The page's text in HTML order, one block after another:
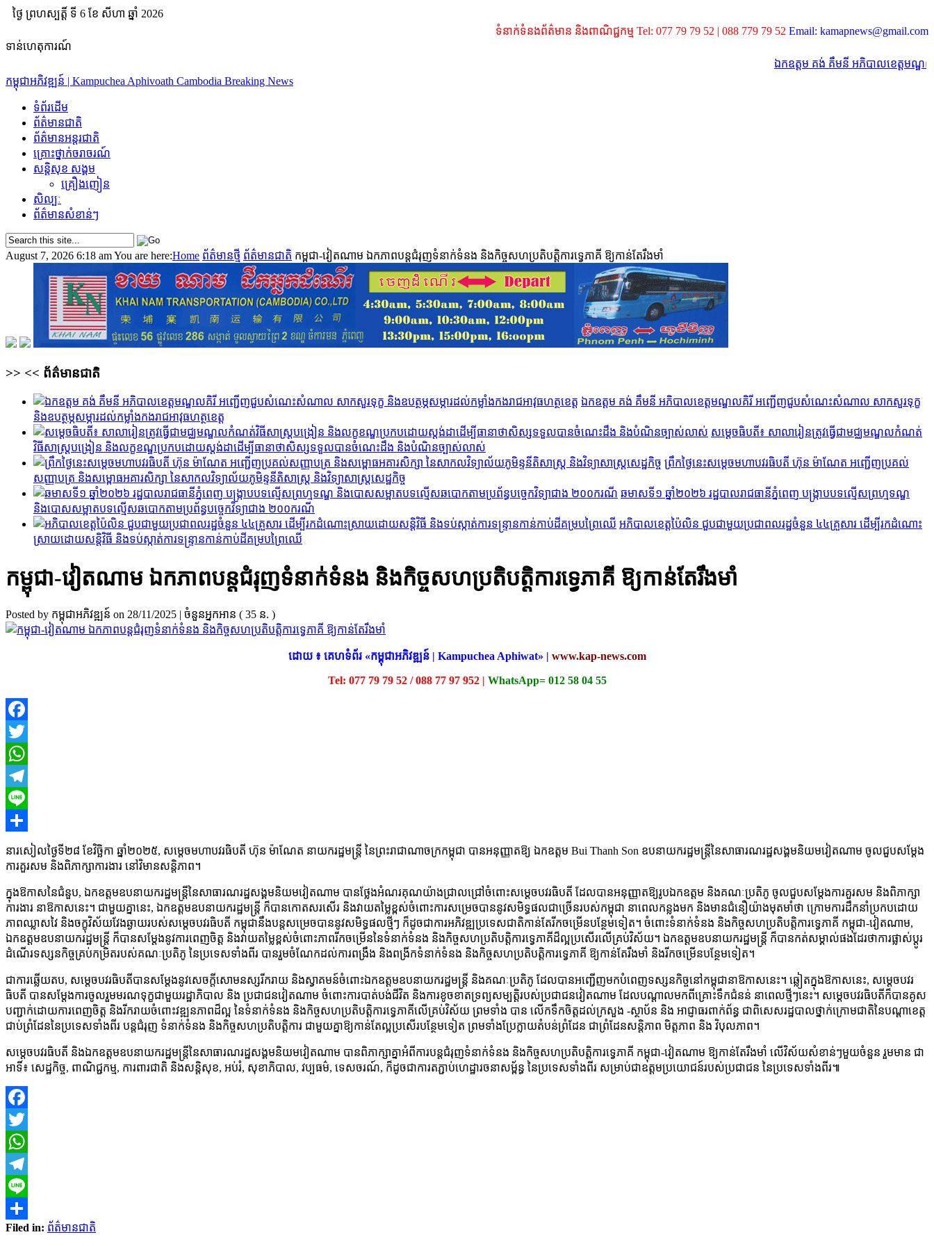
ថ្ងៃ ព្រហស្បត្ដិ៍ ទី 6​ ខែ សីហា ឆ្នាំ 2026
ទំនាក់ទំនងព័ត៌មាន និងពាណិជ្ជកម្ម Tel: 077 79 79 52 | 088 779 79 52 Email: kamapnews@gmail.com
ទាន់ហេតុការណ៍
ឯកឧត្តម គង់ គឹមនី អភិបាលខេត្តមណ្ឌលគិ
កម្ពុជាអភិវឌ្ឍន៍ | Kampuchea Aphivoath Cambodia Breaking News
ទំព័រដើម
ព័ត៌មានជាតិ
ព័ត៌មានអន្តរជាតិ
គ្រោះថ្នាក់​ចរាចរណ៍
សន្តិសុខ សង្គម
គ្រឿងញៀន
សិល្បៈ
ព័ត៌មាន​សំខាន់ៗ
August 7, 2026 6:18 amYou are here:Home ព័ត៌មានថ្មី ព័ត៌មានជាតិ កម្ពុជា-វៀតណាម ឯកភាពបន្តជំរុញទំនាក់ទំនង និងកិច្ចសហប្រតិបត្តិការទ្វេភាគី ឱ្យកាន់តែរឹងមាំ
>> << ព័ត៌មានជាតិ
ឯកឧត្តម គង់ គឹមនី អភិបាលខេត្តមណ្ឌលគិរី អញ្ជើញជួបសំណេះសំណាល សាកសួរទុក្ខ
និងឧបត្ថម្ភសម្ភារដល់កម្លាំងកងរាជអាវុធហត្ថខេត្ត
សម្ដេចធិបតី​៖ សាលារៀនត្រូវធ្វើជាមជ្ឈមណ្ឌលកំណត់
វិធីសាស្ត្របង្រៀន និងលក្ខខណ្ឌប្រកបដោយស្តង់ដាដើម្បីធានាថាសិស្សទទួលបានចំណេះដឹង និងបំណិនច្បាស់លាស់
ព្រឹកថ្ងៃនេះសម្តេចមហាបវរធិបតី ហ៊ុន ម៉ាណែត អញ្ជើញប្រគល់
សញ្ញាបត្រ និងសម្ពោធអគារសិក្សា នៃសាកលវិទ្យាល័យភូមិន្ទនីតិសាស្ត្រ និងវិទ្យាសាស្ត្រសេដ្ឋកិច្ច
ឆមាសទី១ ឆ្នាំ២០២៦​ រដ្ឋបាលរាជធានីភ្នំពេញ បង្ក្រាបបទល្មើសព្រហ្មទណ្ឌ
និងបោសសម្អាតបទល្មើសឆបោកតាមប្រព័ន្ធបច្ចេកវិទ្យាជាង ២០០ករណី
អភិបាលខេត្តប៉ៃលិន ជួបជាមួយប្រជាពលរដ្ឋចំនួន ៤៤គ្រួសារ ដើម្បីរកដំណោះ
ស្រាយដោយសន្តិវិធី និងទប់ស្កាត់ការទន្ទ្រានកាន់កាប់ដីគម្របព្រៃឈើ
កម្ពុជា-វៀតណាម ឯកភាពបន្តជំរុញទំនាក់ទំនង និងកិច្ចសហប្រតិបត្តិការទ្វេភាគី ឱ្យកាន់តែរឹងមាំ
Posted by កម្ពុជាអភិវឌ្ឍន៍ on 28/11/2025 | ចំនួនអ្នកអាន ( 35 ន. )
​ដោយ ៖ គេហទំព័រ «កម្ពុជាអភិវឌ្ឍន៍ | Kampuchea Aphiwat​» | www.kap-news.com
Tel: 077 79 79 52 / 088 77 97 952 | WhatsApp= 012 58 04 55
Facebook
Twitter
WhatsApp
Telegram
Line
នារសៀលថ្ងៃទី២៨ ខែវិច្ឆិកា ឆ្នាំ២០២៥, សម្តេចមហាបវរធិបតី ហ៊ុន ម៉ាណែត នាយករដ្ឋមន្ត្រី នៃព្រះរាជាណាចក្រកម្ពុជា បានអនុញ្ញាតឱ្យ ឯកឧត្តម Bui Thanh Son ឧបនាយករដ្ឋមន្ត្រីនៃសាធារណរដ្ឋសង្គមនិយមវៀតណាម ចូលជួបសម្ដែង
ការគួរសម និងពិភាក្សាការងារ នៅវិមានសន្តិភាព។
ក្នុងឱកាសនៃជំនួប, ឯកឧត្តមឧបនាយករដ្ឋមន្ត្រីនៃសាធារណរដ្ឋសង្គមនិយមវៀតណាម បានថ្លែងអំណរគុណយ៉ាងជ្រាលជ្រៅចំពោះសម្ដេចបវរធិបតី ដែលបានអនុញ្ញាតឱ្យរូបឯកឧត្តម និងគណៈប្រតិភូ ចូលជួបសម្ដែងការគួរសម និងពិភាក្សា
ការងារ នាឱកាសនេះ។ ជាមួយគ្នានេះ, ឯកឧត្តមឧបនាយករដ្ឋមន្ត្រី ក៏បានកោតសរសើរ និងវាយតម្លៃខ្ពស់ចំពោះការសម្រេចបាននូវសមិទ្ធផលជាច្រើនរបស់កម្ពុជា នាពេលកន្លងមក និងមានជំនឿយ៉ាងមុតមាំថា ក្រោមការដឹកនាំប្រកបដោយ
ភាពឈ្លាសវៃ និងចក្ខុវិស័យវែងឆ្ងាយរបស់សម្ដេចបវរធិបតី កម្ពុជានឹងបន្តសម្រេចបាននូវសមិទ្ធផលថ្មីៗ ក៏ដូចជាការអភិវឌ្ឍប្រទេសជាតិកាន់តែរីកចម្រើនបន្ថែមទៀត។ ចំពោះទំនាក់ទំនង និងកិច្ចសហប្រតិបត្តិការទ្វេភាគី កម្ពុជា-វៀតណាម,
ឯកឧត្តមឧបនាយករដ្ឋមន្រ្តី ក៏បានសម្ដែងនូវការពេញចិត្ត និងវាយតម្លៃខ្ពស់ចំពោះភាពរីកចម្រើននៃទំនាក់ទំនង និងកិច្ចសហប្រតិបត្តិការទ្វេភាគីដ៏ល្អប្រសើរលើគ្រប់វិស័យ។ ឯកឧត្តមឧបនាយករដ្ឋមន្ត្រី ក៏បានកត់សម្គាល់ផងដែរថាការផ្លាស់ប្ដូរ
ដំណើរទស្សនកិច្ចគ្រប់កម្រិតរបស់គណៈប្រតិភូ នៃប្រទេសទាំងពីរ បានរួមចំណែកដល់ការពង្រឹង និងពង្រីកទំនាក់ទំនង និងកិច្ចសហប្រតិបត្តិការទ្វេភាគី ឱ្យកាន់តែរឹងមាំ និងរីកចម្រើនបន្ថែមទៀត។
ជាការឆ្លើយតប, សម្ដេចបវរធិបតីបានសម្ដែងនូវសេចក្ដីសោមនស្សរីករាយ និងស្វាគមន៍ចំពោះឯកឧត្តមឧបនាយករដ្ឋមន្ត្រី និងគណៈប្រតិភូ ដែលបានអញ្ជើញមកបំពេញទស្សនកិច្ចនៅកម្ពុជានាឱកាសនេះ។ ឆ្លៀតក្នុងឱកាសនេះ, សម្ដេចបវរ
ធិបតី បានសម្តែងការចូលរួមមរណទុក្ខជាមួយរដ្ឋាភិបាល និង ប្រជាជនវៀតណាម ចំពោះការបាត់បង់ជីវិត និងការខូចខាតទ្រព្យសម្បត្តិរបស់ប្រជាជនវៀតណាម ដែលបណ្តាលមកពីគ្រោះទឹកជំនន់ នាពេលថ្មីៗនេះ។ សម្ដេចបវរធិបតីក៏បានគូស
បញ្ជាក់ដោយការពេញចិត្ត និងរីករាយចំពោះវឌ្ឍនភាពដ៏ល្អ នៃទំនាក់ទំនង និងកិច្ចសហប្រតិបត្តិការទ្វេភាគីលើគ្រប់វិស័យ ព្រមទាំង បាន លេីកទឹកចិត្តដល់ក្រសួង -ស្ថាប័ន និង អាជ្ញាធរពាក់ព័ន្ធ ជាពិសេសរដ្ឋបាលថ្នាក់ក្រោមជាតិនៃបណ្តាខេត្ត
ជាប់ព្រំដែននៃប្រទេសទាំងពីរ បន្តជំរុញ ទំនាក់ទំនង និងកិច្ចសហប្រតិបត្តិការ ជាមួយគ្នាឱ្យកាន់តែល្អប្រសេីរបន្ថែមទៀត ព្រមទាំងប្រែក្លាយតំបន់ព្រំដែន ជាព្រំដែនសន្តិភាព មិត្តភាព និង វិបុលភាព។
សម្ដេចបវរធិបតី និងឯកឧត្តមឧបនាយករដ្ឋមន្ត្រីនៃសាធារណរដ្ឋសង្គមនិយមវៀតណាម បានពិភាក្សាគ្នាអំពីការបន្តជំរុញទំនាក់ទំនង និងកិច្ចសហប្រតិបត្តិការទ្វេភាគី កម្ពុជា-វៀតណាម ឱ្យកាន់តែរឹងមាំ លើវិស័យសំខាន់ៗមួយចំនួន រួមមាន ជា
អាទិ៍៖ សេដ្ឋកិច្ច, ពាណិជ្ជកម្ម, ការពារជាតិ និងសន្តិសុខ, អប់រំ, សុខាភិបាល, វប្បធម៌, ទេសចរណ៍, ក៏ដូចជាការតភ្ជាប់ហេដ្ឋារចនាសម្ព័ន្ធ នៃប្រទេសទាំងពីរ សម្រាប់ជាឧត្តមប្រយោជន៍របស់ប្រជាជន នៃប្រទេសទាំងពីរ៕
Facebook
Twitter
WhatsApp
Telegram
Line
Share
Filed in: ព័ត៌មានជាតិ